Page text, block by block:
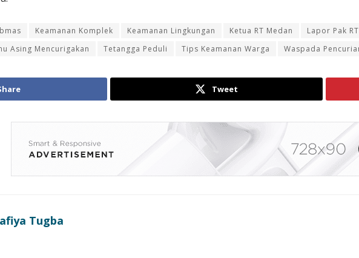
Keamanan Komplek Keamanan Lingkungan Ketua RT Medan Lapor Pak RT
Asing Mencurigakan Tetangga Peduli Tips Keamanan Warga Waspada
Tweet
Tugba